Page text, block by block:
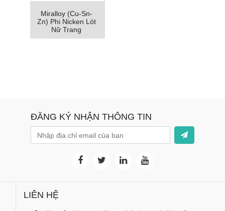
Miralloy (Cu-Sn-
Zn) Phi Nicken Lót
Nữ Trang
ĐĂNG KÝ NHẬN THÔNG TIN
LIÊN HỆ